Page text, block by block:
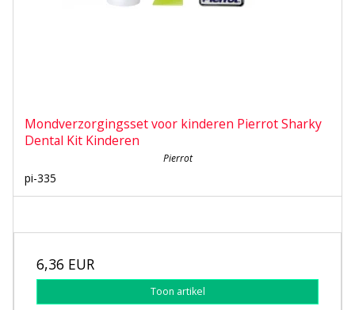
Mondverzorgingsset voor kinderen Pierrot Sharky
Dental Kit Kinderen
Pierrot
pi-335
6,36 EUR
Toon artikel